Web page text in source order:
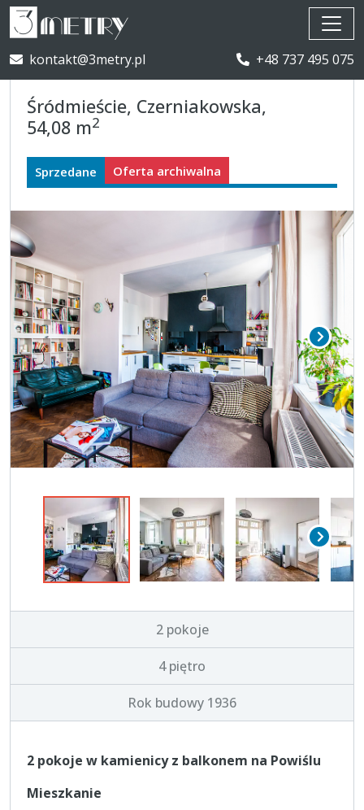
kontakt@3metry.pl +48 737 495 075
Śródmieście, Czerniakowska,
54,08 m2
Oferta archiwalna
Sprzedane
2 pokoje
4 piętro
Rok budowy 1936
2 pokoje w kamienicy z balkonem na Powiślu
Mieszkanie